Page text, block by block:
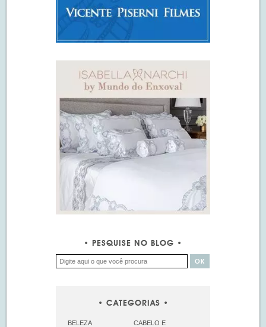
PESQUISE NO BLOG
CATEGORIAS
BELEZA
CABELO E